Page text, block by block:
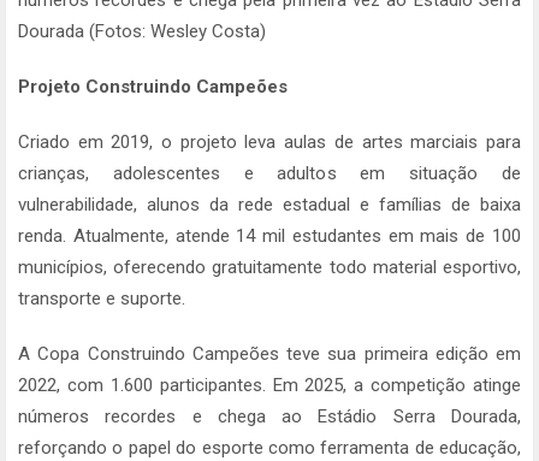
Dourada (Fotos: Wesley Costa)
Projeto Construindo Campeões
Criado em 2019, o projeto leva aulas de artes marciais para
crianças, adolescentes e adultos em situação de
vulnerabilidade, alunos da rede estadual e famílias de baixa
renda. Atualmente, atende 14 mil estudantes em mais de 100
municípios, oferecendo gratuitamente todo material esportivo,
transporte e suporte.
A Copa Construindo Campeões teve sua primeira edição em
2022, com 1.600 participantes. Em 2025, a competição atinge
números recordes e chega ao Estádio Serra Dourada,
reforçando o papel do esporte como ferramenta de educação,